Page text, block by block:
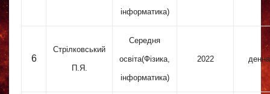
інформатика)
6
Стрілковський
П.Я.
Середня
освіта(Фізика,
інформатика)
2022 денна